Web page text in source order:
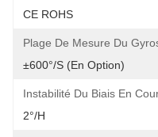
CE ROHS
Plage De Mesure Du
±600°/s (en Option)
Instabilité Du Biais En
2°/h